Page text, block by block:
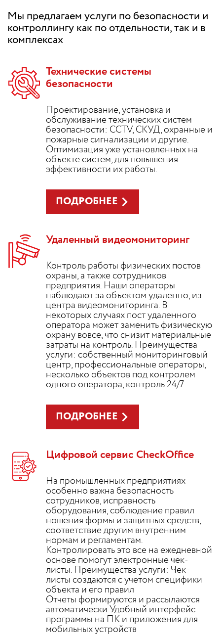
Мы предлагаем услуги по безопасности и
контроллингу как по отдельности, так и в
комплексах
Технические системы
безопасности
Проектирование, установка и
обслуживание технических систем
безопасности: CCTV, СКУД, охранные и
пожарные сигнализации и другие.
Оптимизация уже установленных на
объекте систем, для повышения
эффективности их работы.
ПОДРОБНЕЕ
Удаленный видеомониторинг
Контроль работы физических постов
охраны, а также сотрудников
предприятия. Наши операторы
наблюдают за объектом удаленно, из
центра видеомониторинга. В
некоторых случаях пост удаленного
оператора может заменить физическую
охрану вовсе, что снизит материальные
затраты на контроль. Преимущества
услуги: собственный мониторинговый
центр, профессиональные операторы,
несколько объектов под контролем
одного оператора, контроль 24/7
ПОДРОБНЕЕ
Цифровой сервис CheckOffice
На промышленных предприятиях
особенно важна безопасность
сотрудников, исправность
оборудования, соблюдение правил
ношения формы и защитных средств,
соответствие другим внутренним
нормам и регламентам.
Контролировать это все на ежедневной
основе помогут электронные чек-
листы. Преимущества услуги: Чек-
листы создаются с учетом специфики
объекта и его правил
Отчеты формируются и рассылаются
автоматически Удобный интерфейс
программы на ПК и приложения для
мобильных устройств